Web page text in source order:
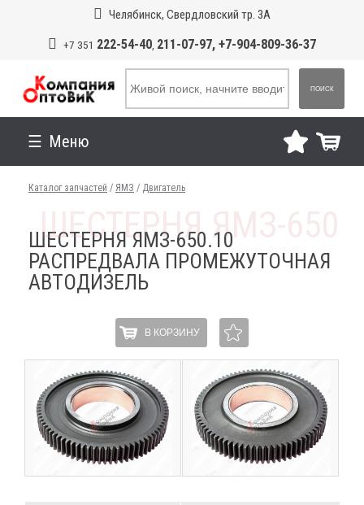
Челябинск, Свердловский тр. 3А
+7 351 222-54-40, 211-07-97, +7-904-809-36-37
ПОИСК
Меню
Каталог запчастей / ЯМЗ / Двигатель
ШЕСТЕРНЯ ЯМЗ-650.10
РАСПРЕДВАЛА ПРОМЕЖУТОЧНАЯ
АВТОДИЗЕЛЬ
В КОРЗИНУ